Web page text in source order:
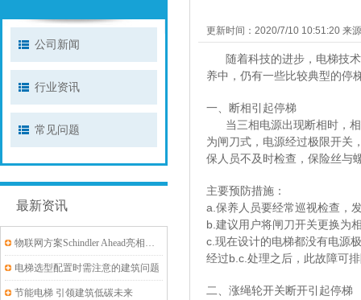
公司新闻
行业资讯
常见问题
最新资讯
物联网方案Schindler Ahead亮相华为全联接大会：智慧城市，云领未来
电梯选型配置时需注意的建筑问题
节能电梯 引领建筑低碳未来
更新时间：2020/7/10 10:51:20 来
随着科技的进步，电梯技术
养中，仍有一些比较典型的停
一、断相引起停梯
当三相电源出现断相时，相
为闸刀式，电源经过极限开关
保人员不及时检查，保险丝与
主要预防措施：
a.保养人员要经常巡视检查，
b.建议用户将闸刀开关更换为
c.现在设计的电梯都没有电源
经过b.c.处理之后，此故障可
二、涨绳轮开关断开引起停梯